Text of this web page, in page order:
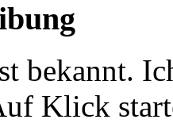
bekannt.
Klick